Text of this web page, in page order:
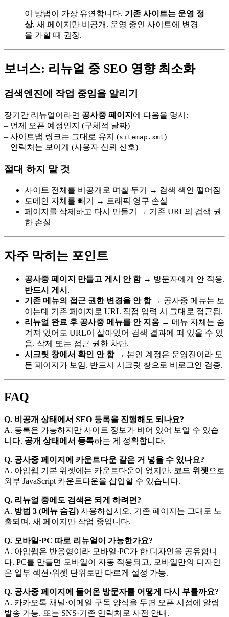
이 방법이 가장 유연합니다. 기존 사이트는 운영 정
상, 새 페이지만 비공개. 운영 중인 사이트에 변경
을 가할 때 권장.
보너스: 리뉴얼 중 SEO 영향 최소화
검색엔진에 작업 중임을 알리기
장기간 리뉴얼이라면 공사중 페이지 에 다음을 명시:
– 언제 오픈 예정인지 (구체적 날짜)
– 사이트맵 링크는 그대로 유지 (sitemap.xml )
– 연락처는 보이게 (사용자 신뢰 신호)
절대 하지 말 것
사이트 전체를 비공개로 며칠 두기 → 검색 색인 떨어짐
도메인 자체를 빼기 → 트래픽 영구 손실
페이지를 삭제하고 다시 만들기 → 기존 URL의 검색 권
한 손실
자주 막히는 포인트
공사중 페이지 만들고 게시 안 함→ 방문자에게 안 적용.
반드시 게시 .
기존 메뉴의 접근 권한 변경을 안 함→ 공사중 메뉴는 보
이는데 기존 페이지로 URL 직접 입력 시 그대로 접근됨.
리뉴얼 완료 후 공사중 메뉴를 안 지움 → 메뉴 자체는 숨
겨져 있어도 URL이 살아있어 검색 결과에 떠 있을 수 있
음. 삭제 또는 접근 권한 차단.
시크릿 창에서 확인 안 함→ 본인 계정은 운영진이라 모
든 페이지가 보임. 반드시 시크릿 창으로 비로그인 검증.
FAQ
Q. 비공개 상태에서 SEO 등록을 진행해도 되나요?
A. 등록은 가능하지만 사이트 정보가 비어 있어 보일 수 있습
니다. 공개 상태에서 등록하는 게 정확합니다.
Q. 공사중 페이지에 카운트다운 같은 거 넣을 수 있나요?
A. 아임웹 기본 위젯에는 카운트다운이 없지만, 코드 위젯으로
외부 JavaScript 카운트다운을 삽입할 수 있습니다.
Q. 리뉴얼 중에도 검색은 되게 하려면?
A. 방법 3 (메뉴 숨김) 사용하십시오. 기존 페이지는 그대로 노
출되며, 새 페이지만 작업 중입니다.
Q. 모바일·PC 따로 리뉴얼이 가능한가요?
A. 아임웹은 반응형이라 모바일·PC가 한 디자인을 공유합니
다. PC를 만들면 모바일이 자동 적용되고, 모바일만의 디자인
은 일부 섹션·위젯 단위로만 다르게 설정 가능.
Q. 공사중 페이지에 들어온 방문자를 어떻게 다시 부를까요?
A. 카카오톡 채널·이메일 구독 양식을 두면 오픈 시점에 알림
발송 가능. 또는 SNS·기존 연락처로 사전 안내.